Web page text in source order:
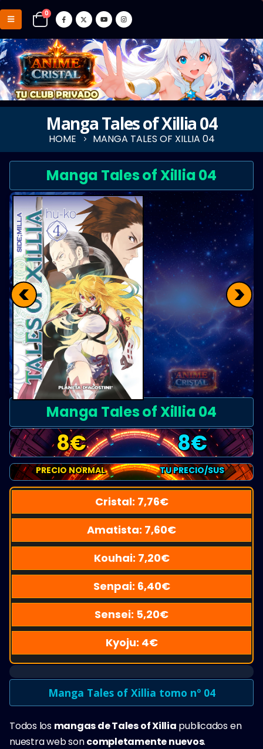
0
Manga Tales of Xillia 04
HOME MANGA TALES OF XILLIA 04
Manga Tales of Xillia 04
< >
Manga Tales of Xillia 04
8€ 8€
PRECIO NORMAL TU PRECIO/SUS
Cristal: 7,76€
Amatista: 7,60€
Kouhai: 7,20€
Senpai: 6,40€
Sensei: 5,20€
Kyoju: 4€
Manga Tales of Xillia tomo nº 04
Todos los mangas de Tales of Xillia publicados en
nuestra web soncompletamente nuevos.